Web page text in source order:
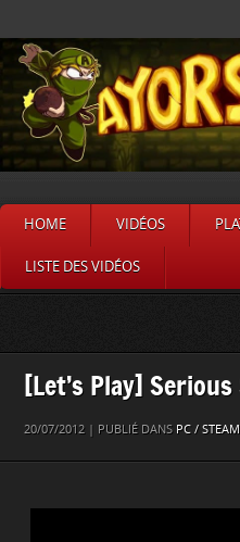
HOME VIDÉOS
LISTE DES VIDÉOS
[Let’s Play] Serious
20/07/2012 | PUBLIÉ DANS PC / STEAM